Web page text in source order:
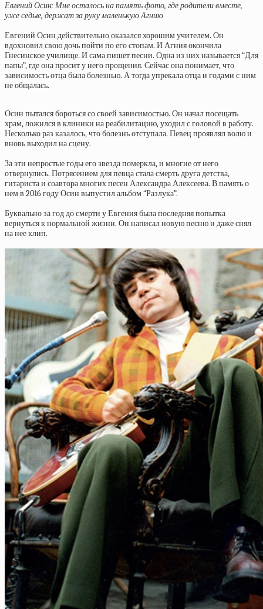
Евгений Осин: Мне осталось на память фото, где родители вместе,
уже седые, держат за руку маленькую Агнию
Евгений Осин действительно оказался хорошим учителем. Он
вдохновил свою дочь пойти по его стопам. И Агния окончила
Гнесинское училище. И сама пишет песни. Одна из них называется “Для
папы”, где она просит у него прощения. Сейчас она понимает, что
зависимость отца была болезнью. А тогда упрекала отца и годами с ним
не общалась.
Осин пытался бороться со своей зависимостью. Он начал посещать
храм, ложился в клиники на реабилитацию, уходил с головой в работу.
Несколько раз казалось, что болезнь отступала. Певец проявлял волю и
вновь выходил на сцену.
За эти непростые годы его звезда померкла, и многие от него
отвернулись. Потрясением для певца стала смерть друга детства,
гитариста и соавтора многих песен Александра Алексеева. В память о
нем в 2016 году Осин выпустил альбом “Разлука”.
Буквально за год до смерти у Евгения была последняя попытка
вернуться к нормальной жизни. Он написал новую песню и даже снял
на нее клип.